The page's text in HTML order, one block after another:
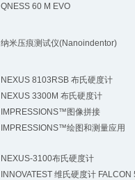
QNESS 60 M EVO
纳米压痕测试仪(Nanoindentor)
NEXUS 8103RSB 布氏硬度计
NEXUS 3300M 布氏硬度计
IMPRESSIONS™图像拼接
IMPRESSIONS™绘图和测量应用
NEXUS-3100布氏硬度计
INNOVATEST 维氏硬度计 FALCON